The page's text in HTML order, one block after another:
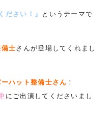
ださい！』
というテーマで
士さんが登場してくれまし
ハット整備士さん ！
にご出演してくださいまし